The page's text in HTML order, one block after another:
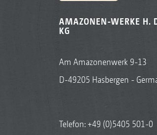
AMAZONEN-WERKE H.
KG
Am Amazonenwerk 9-13
D-49205 Hasbergen -
Telefon:+49 (0)5405 501-0